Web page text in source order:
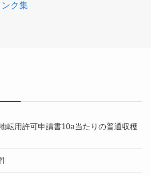
ク集
転用許可申請書10a当たりの普通収穫